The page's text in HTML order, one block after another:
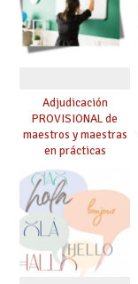
Adjudicación
PROVISIONAL de
maestros y maestras
en prácticas